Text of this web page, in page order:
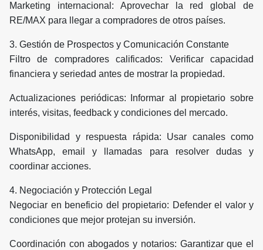
Marketing internacional: Aprovechar la red global de
RE/MAX para llegar a compradores de otros países.
3. Gestión de Prospectos y Comunicación Constante
Filtro de compradores calificados: Verificar capacidad
financiera y seriedad antes de mostrar la propiedad.
Actualizaciones periódicas: Informar al propietario sobre
interés, visitas, feedback y condiciones del mercado.
Disponibilidad y respuesta rápida: Usar canales como
WhatsApp, email y llamadas para resolver dudas y
coordinar acciones.
4. Negociación y Protección Legal
Negociar en beneficio del propietario: Defender el valor y
condiciones que mejor protejan su inversión.
Coordinación con abogados y notarios: Garantizar que el